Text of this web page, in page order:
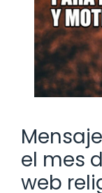
el mes
web